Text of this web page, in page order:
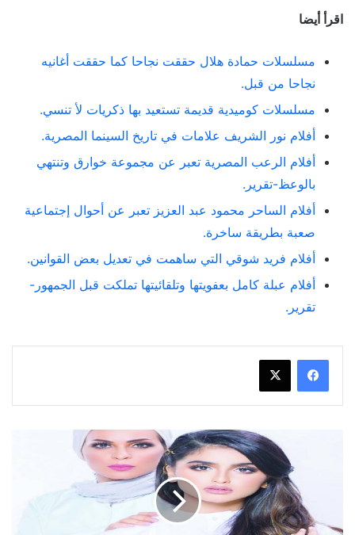
اقرأ أيضا
مسلسلات حمادة هلال حققت نجاحا كما حققت أغانيه
نجاحا من قبل.
مسلسلات كوميدية قديمة تستعيد بها ذكريات لأ تنسي.
أفلام نور الشريف علامات في تاريخ السينما المصرية.
أفلام الرعب المصرية تعبر عن مجموعة خوارق وتنتهي
بالوعظ-تقرير.
أفلام الساحر محمود عبد العزيز تعبر عن أحوال إجتماعية
صعبة بطريقة ساخرة.
أفلام فريد شوقي التي ساهمت في تعديل بعض القوانين.
أفلام عبلة كامل بعفويتها وتلقائيتها تملكت قبل الجمهور-
تقرير.